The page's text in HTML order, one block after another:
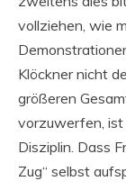
vollziehen, wie
Klöckner nicht
größeren
vorzuwerfen, ist
Disziplin. Dass
Zug“ selbst